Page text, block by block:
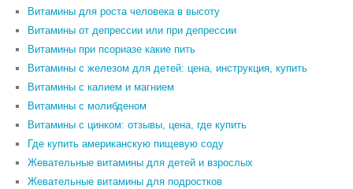
Витамины для роста человека в высоту
Витамины от депрессии или при депрессии
Витамины при псориазе какие пить
Витамины с железом для детей: цена, инструкция, купить
Витамины с калием и магнием
Витамины с молибденом
Витамины с цинком: отзывы, цена, где купить
Где купить американскую пищевую соду
Жевательные витамины для детей и взрослых
Жевательные витамины для подростков